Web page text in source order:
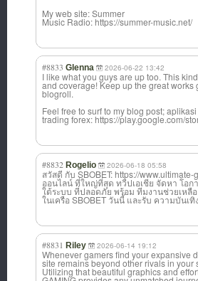
My web site: Summer
Music Radio: https://summer-music.net/
#8833 Glenna 2026-06-22 13:42
I like what you guys are up too. This
and coverage! Keep up the great
blogroll.
Feel free to surf to my blog post; aplikasi
trading forex: https://play.google.com/
#8832 Rogelio 2026-06-18 05:58
สวัสดี กับ SBOBET: https://
ออนไลน์ ที่ใหญ่ที่สุด ทวีปเอเชีย จัดหา โอ
ใต้ระบบ ที่ปลอดภัย พร้อม ทีมงานช่วยเหลื
ในเครือ SBOBET วันนี้ และรับ ความบันเทิ
#8831 Riley 2026-06-14 19:12
Whenever gamers find your expansive
site remains beyond other rivals in your
Utilizing that beautiful graphics and